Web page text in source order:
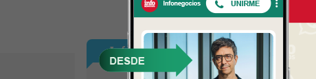
InfoNegocios España